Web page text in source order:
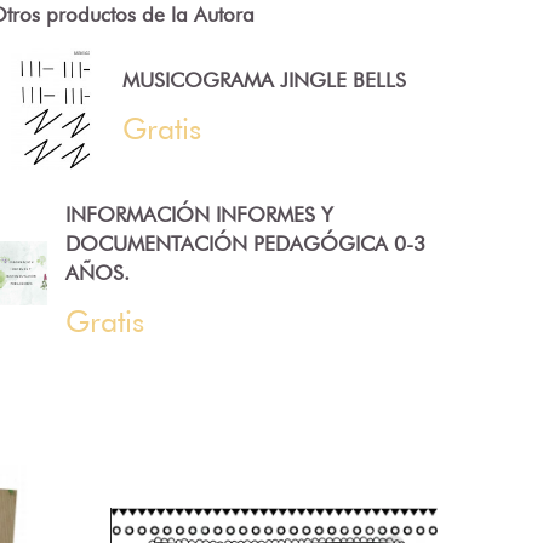
productos de la Autora
MUSICOGRAMA JINGLE BELLS
Gratis
INFORMACIÓN INFORMES Y
DOCUMENTACIÓN PEDAGÓGICA 0-3
AÑOS.
Gratis